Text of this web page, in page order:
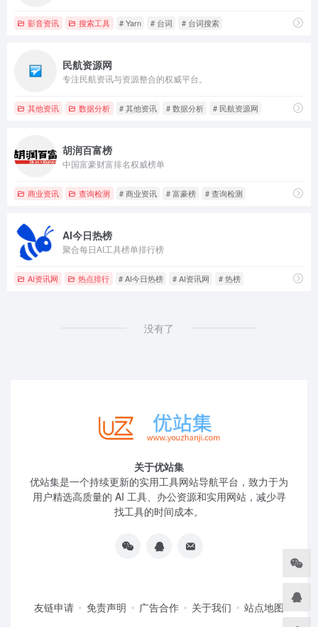
影音资讯 搜索工具 # Yarn # 台词 # 台词搜索
民航资源网
专注民航资讯与资源整合的权威平台。
其他资讯 数据分析 # 其他资讯 # 数据分析 # 民航资源网
胡润百富榜
中国富豪财富排名权威榜单
商业资讯 查询检测 # 商业资讯 # 富豪榜 # 查询检测
AI今日热榜
聚合每日AI工具榜单排行榜
AI资讯网 热点排行 # AI今日热榜 # AI资讯网 # 热榜
没有了
关于优站集
优站集是一个持续更新的实用工具网站导航平台，致力于为
用户精选高质量的 AI 工具、办公资源和实用网站，减少寻
找工具的时间成本。
友链申请 免责声明 广告合作 关于我们 站点地图